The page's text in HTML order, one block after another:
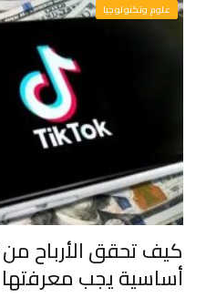
علوم وتكنولوجيا
كيف تحقق الأرباح
أساسية يجب معرفتها